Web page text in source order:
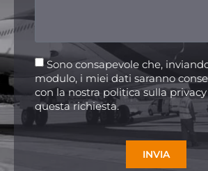
Sono consapevole che,
modulo, i miei dati saranno
con la nostra politica sulla
questa richiesta.
INVIA